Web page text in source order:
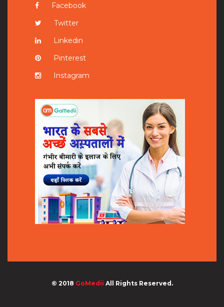
Facebook
Twitter
Linkedin
Pinterest
Instagram
© 2018 GoMedii All Rights Reserved.